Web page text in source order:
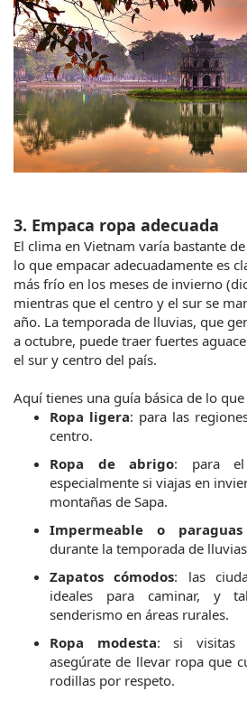
3. Empaca ropa adecuada
El clima en Vietnam varía bastante
lo que empacar adecuadamente es
más frío en los meses de invierno
mientras que el centro y el sur se
año. La temporada de lluvias, que
a octubre, puede traer fuertes
el sur y centro del país.
Aquí tienes una guía básica de lo
Ropa ligera: para las
centro.
Ropa de abrigo: para el
especialmente si viajas en
montañas de Sapa.
Impermeable o
durante la temporada de
Zapatos cómodos: las
ideales para caminar, y
senderismo en áreas rurales.
Ropa modesta: si visitas
asegúrate de llevar ropa que
rodillas por respeto.